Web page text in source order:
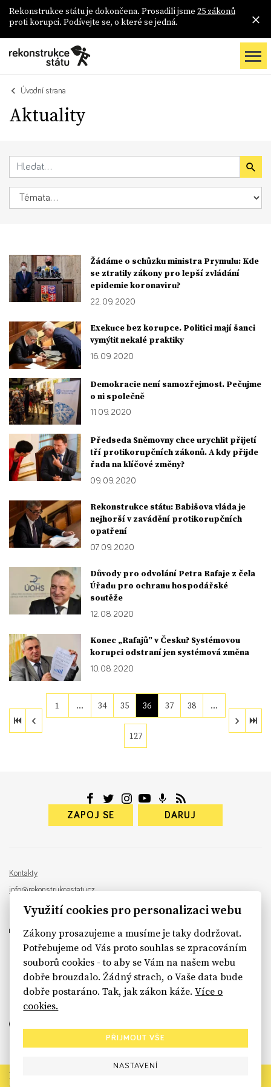
Rekonstrukce státu je dokončena. Prosadili jsme 25 zákonů
proti korupci. Podívejte se, o které se jedná.
Úvodní strana
Aktuality
Žádáme o schůzku ministra Prymulu: Kde
se ztratily zákony pro lepší zvládání
epidemie koronaviru?
22. 09. 2020
Exekuce bez korupce. Politici mají šanci
vymýtit nekalé praktiky
16. 09. 2020
Demokracie není samozřejmost. Pečujme
o ni společně
11. 09. 2020
Předseda Sněmovny chce urychlit přijetí
tří protikorupčních zákonů. A kdy přijde
řada na klíčové změny?
09. 09. 2020
Rekonstrukce státu: Babišova vláda je
nejhorší v zavádění protikorupčních
opatření
07. 09. 2020
Důvody pro odvolání Petra Rafaje z čela
Úřadu pro ochranu hospodářské
soutěže
12. 08. 2020
Konec „Rafajů” v Česku? Systémovou
korupci odstraní jen systémová změna
10. 08. 2020
1 … 34 35 36 37 38 …
127
ZAPOJ SE DARUJ
Kontakty
info@rekonstrukcestatu.cz
Návrh a vývoj: Sinfin , ilustrace:
sinfin.digital
Rekonstrukce státu končí. Její členské organizace však dál
Využití cookies pro personalizaci webu
Zákony prosazujeme a musíme je taky dodržovat.
Potřebujeme od Vás proto souhlas se zpracováním
souborů cookies - to aby se Vám na našem webu
dobře brouzdalo. Žádný strach, o Vaše data bude
dobře postaráno. Tak, jak zákon káže.Více o
cookies.
PŘIJMOUT VŠE
NASTAVENÍ